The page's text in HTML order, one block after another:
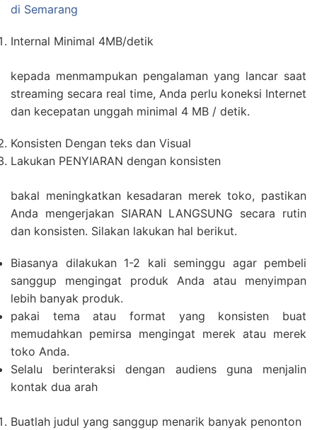
di Semarang
Internal Minimal 4MB/detik
kepada menmampukan pengalaman yang lancar saat
streaming secara real time, Anda perlu koneksi Internet
dan kecepatan unggah minimal 4 MB / detik.
Konsisten Dengan teks dan Visual
Lakukan PENYIARAN dengan konsisten
bakal meningkatkan kesadaran merek toko, pastikan
Anda mengerjakan SIARAN LANGSUNG secara rutin
dan konsisten. Silakan lakukan hal berikut.
Biasanya dilakukan 1-2 kali seminggu agar pembeli
sanggup mengingat produk Anda atau menyimpan
lebih banyak produk.
pakai tema atau format yang konsisten buat
memudahkan pemirsa mengingat merek atau merek
toko Anda.
Selalu berinteraksi dengan audiens guna menjalin
kontak dua arah
Buatlah judul yang sanggup menarik banyak penonton